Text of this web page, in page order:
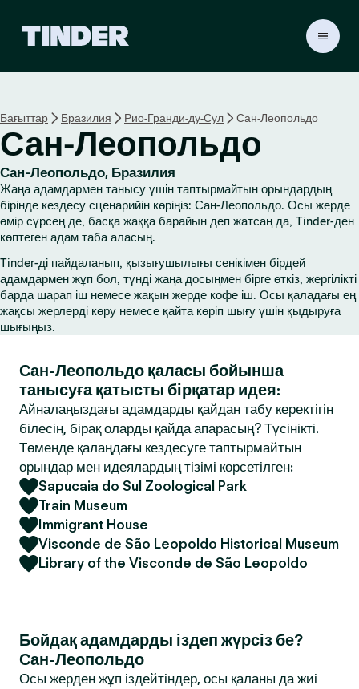
r
H
o
m
e
Бағыттар Бразилия Рио-Гранди-ду-Сул Сан-Леопольдо
Сан-Леопольдо
Сан-Леопольдо, Бразилия
Жаңа адамдармен танысу үшін таптырмайтын орындардың
бірінде кездесу сценарийін көріңіз: Сан-Леопольдо. Осы жерде
өмір сүрсең де, басқа жаққа барайын деп жатсаң да, Tinder-ден
көптеген адам таба аласың.
Tinder-ді пайдаланып, қызығушылығы сенікімен бірдей
адамдармен жұп бол, түнді жаңа досыңмен бірге өткіз, жергілікті
барда шарап іш немесе жақын жерде кофе іш. Осы қаладағы ең
жақсы жерлерді көру немесе қайта көріп шығу үшін қыдыруға
шығыңыз.
Сан-Леопольдо қаласы бойынша
танысуға қатысты бірқатар идея:
Айналаңыздағы адамдарды қайдан табу керектігін
білесің, бірақ оларды қайда апарасың? Түсінікті.
Төменде қалаңдағы кездесуге таптырмайтын
орындар мен идеялардың тізімі көрсетілген:
Sapucaia do Sul Zoological Park
Train Museum
Immigrant House
Visconde de São Leopoldo Historical Museum
Library of the Visconde de São Leopoldo
Бойдақ адамдарды іздеп жүрсіз бе?
Сан-Леопольдо
Осы жерден жұп іздейтіндер, осы қаланы да жиі